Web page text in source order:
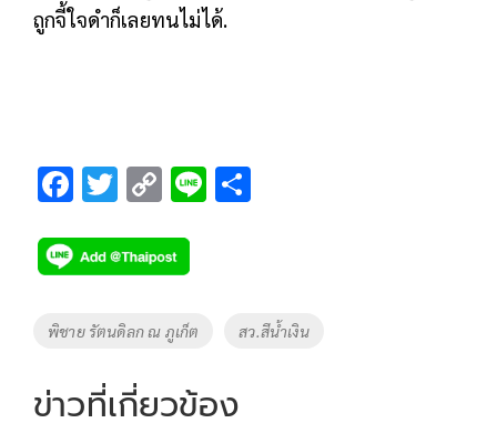
ถูกจี้ใจดำก็เลยทนไม่ได้.
F
e
b
o
k
T
tt
er
C
p
y
Li
k
Li
Tags
พิชาย รัตนดิลก ณ ภูเก็ต สว.สีน้ำเงิน
ข่าวที่เกี่ยวข้อง